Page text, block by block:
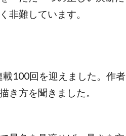
非難しています。
100回を迎えました。作者
き方を聞きました。